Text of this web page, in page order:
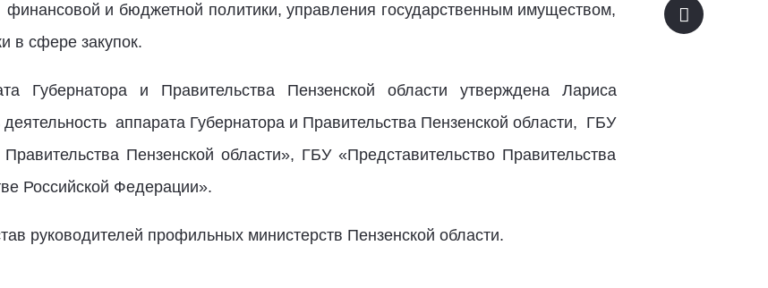
финансовой и бюджетной политики, управления государственным имуществом,
в сфере закупок.
Губернатора и Правительства Пензенской области утверждена Лариса
аппарата Губернатора и Правительства Пензенской области, ГБУ
Пензенской области», ГБУ «Представительство Правительства
Российской Федерации».
руководителей профильных министерств Пензенской области.